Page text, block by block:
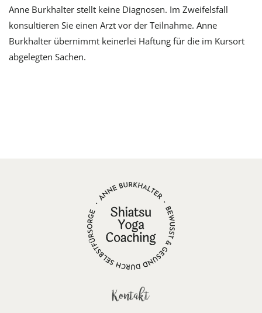
Anne Burkhalter stellt keine Diagnosen. Im Zweifelsfall
konsultieren Sie einen Arzt vor der Teilnahme. Anne
Burkhalter übernimmt keinerlei Haftung für die im Kursort
abgelegten Sachen.
Kontakt